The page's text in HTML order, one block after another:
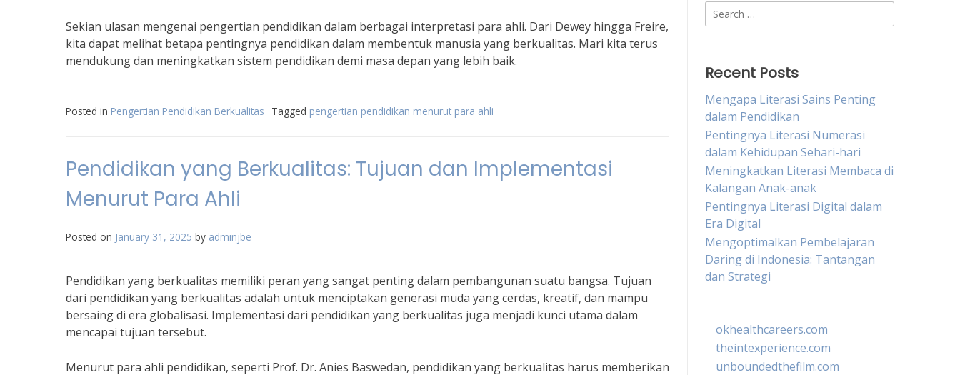
Sekian ulasan mengenai pengertian pendidikan dalam berbagai interpretasi para ahli. Dari Dewey hingga Freire,
kita dapat melihat betapa pentingnya pendidikan dalam membentuk manusia yang berkualitas. Mari kita terus
mendukung dan meningkatkan sistem pendidikan demi masa depan yang lebih baik.
Posted in Pengertian Pendidikan Berkualitas Tagged pengertian pendidikan menurut para ahli
Pendidikan yang Berkualitas: Tujuan dan Implementasi
Menurut Para Ahli
Posted on January 31, 2025 by adminjbe
Pendidikan yang berkualitas memiliki peran yang sangat penting dalam pembangunan suatu bangsa. Tujuan
dari pendidikan yang berkualitas adalah untuk menciptakan generasi muda yang cerdas, kreatif, dan mampu
bersaing di era globalisasi. Implementasi dari pendidikan yang berkualitas juga menjadi kunci utama dalam
mencapai tujuan tersebut.
Menurut para ahli pendidikan, seperti Prof. Dr. Anies Baswedan, pendidikan yang berkualitas harus memberikan
Search
for:
Recent Posts
Mengapa Literasi Sains Penting
dalam Pendidikan
Pentingnya Literasi Numerasi
dalam Kehidupan Sehari-hari
Meningkatkan Literasi Membaca di
Kalangan Anak-anak
Pentingnya Literasi Digital dalam
Era Digital
Mengoptimalkan Pembelajaran
Daring di Indonesia: Tantangan
dan Strategi
okhealthcareers.com
theintexperience.com
unboundedthefilm.com